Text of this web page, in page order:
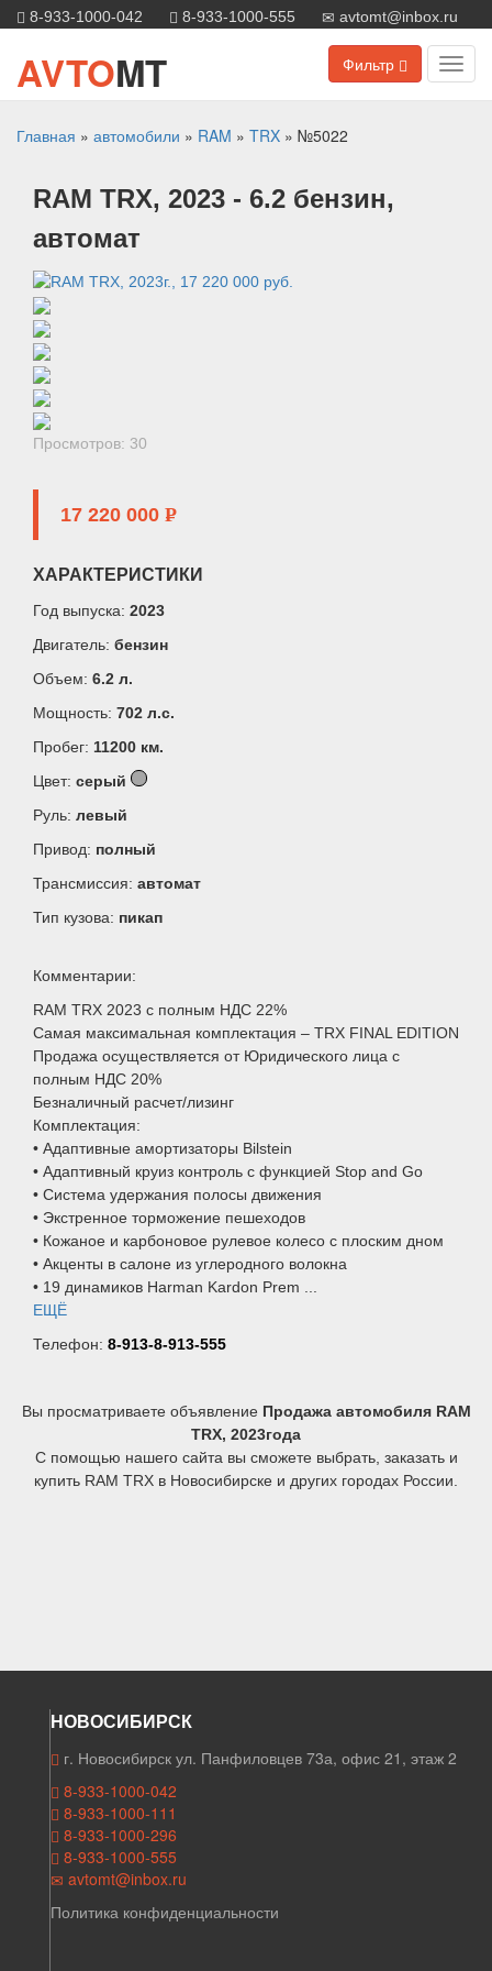
8-933-1000-042 8-933-1000-555 avtomt@inbox.ru
Фильтр
AVTOMT
Главная » автомобили » RAM » TRX » №5022
RAM TRX, 2023 - 6.2 бензин,
автомат
Просмотров: 30
17 220 000 P
ХАРАКТЕРИСТИКИ
Год выпуска: 2023
Двигатель: бензин
Объем: 6.2 л.
Мощность: 702 л.c.
Пробег: 11200 км.
Цвет: серый
Руль: левый
Привод: полный
Трансмиссия: автомат
Тип кузова: пикап
Комментарии:
RAM TRX 2023 с полным НДС 22%
Самая максимальная комплектация – TRX FINAL EDITION
Продажа осуществляется от Юридического лица с
полным НДС 20%
Безналичный расчет/лизинг
Комплектация:
• Адаптивные амортизаторы Bilstein
• Адаптивный круиз контроль с функцией Stop and Go
• Система удержания полосы движения
• Экстренное торможение пешеходов
• Кожаное и карбоновое рулевое колесо с плоским дном
• Акценты в салоне из углеродного волокна
• 19 динамиков Harman Kardon Prem ...
ЕЩЁ
Телефон: 8-913-8-913-555
Вы просматриваете объявление Продажа автомобиля RAM
TRX, 2023года
С помощью нашего сайта вы сможете выбрать, заказать и
купить RAM TRX в Новосибирске и других городах России.
НОВОСИБИРСК
г. Новосибирск ул. Панфиловцев 73а, офис 21, этаж 2
8-933-1000-042
8-933-1000-111
8-933-1000-296
8-933-1000-555
avtomt@inbox.ru
Политика конфиденциальности